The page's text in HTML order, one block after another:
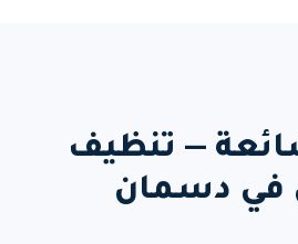
— تنظيف
في دسمان